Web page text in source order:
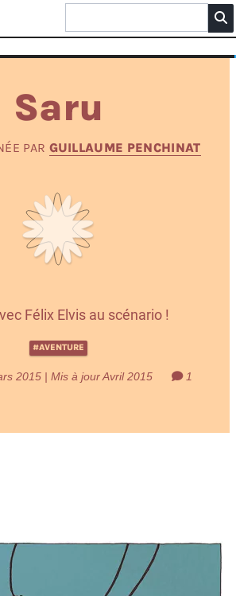
Saru
PAR GUILLAUME PENCHINAT
Félix Elvis au scénario !
#AVENTURE
2015 | Mis à jour Avril 2015 1